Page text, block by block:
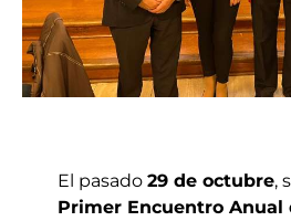
El pasado 29 de octubre,
Primer Encuentro Anual